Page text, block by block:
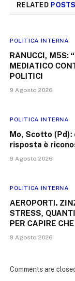
RELATED POSTS
POLITICA INTERNA
RANUCCI, M5S:
MEDIATICO
POLITICI
9 Agosto 2026
POLITICA INTERNA
Mo, Scotto (Pd):
risposta è
9 Agosto 2026
POLITICA INTERNA
AEROPORTI.
STRESS,
PER CAPIRE
9 Agosto 2026
Comments are